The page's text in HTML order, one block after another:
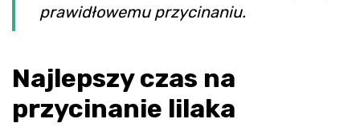
prawidłowemu przycinaniu.
Najlepszy czas na
przycinanie lilaka